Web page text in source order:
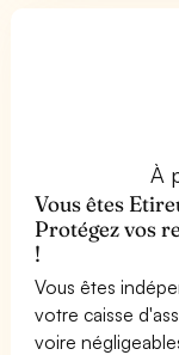
À
Vous êtes
Protégez vos
!
Vous êtes
votre caisse
voire